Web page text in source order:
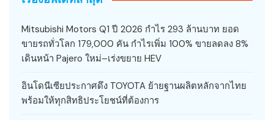
Mitsubishi Motors Q1 ปี 2026 กำไร 293 ล้านบาท ยอด
ขายรถทั่วโลก 179,000 คัน กำไรเพิ่ม 100% ขายลดลง 8%
เดินหน้า Pajero ใหม่–เร่งขยาย HEV
อินโดนีเซียประกาศดึง TOYOTA ย้ายฐานผลิตหลักจากไทย
พร้อมให้ทุกสิทธิประโยชน์ที่ต้องการ